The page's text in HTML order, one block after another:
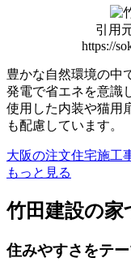
引用
https://
豊かな自然環境の中
発電で省エネを意識
使用した内装や猫用
も配慮しています。
大阪の注文住宅施工
もっと見る
竹田建設の
住みやすさをテ